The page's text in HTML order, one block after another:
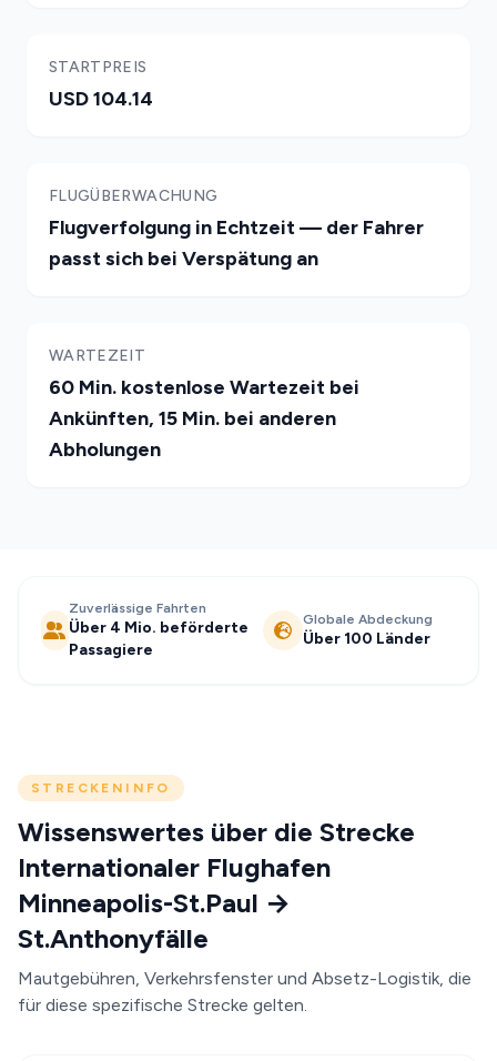
STARTPREIS
USD 104.14
FLUGÜBERWACHUNG
Flugverfolgung in Echtzeit — der Fahrer
passt sich bei Verspätung an
WARTEZEIT
60 Min. kostenlose Wartezeit bei
Ankünften, 15 Min. bei anderen
Abholungen
Zuverlässige Fahrten
Über 4 Mio. beförderte
Passagiere
Globale Abdeckung
Über 100 Länder
STRECKENINFO
Wissenswertes über die Strecke
Internationaler Flughafen
Minneapolis-St.Paul →
St.Anthonyfälle
Mautgebühren, Verkehrsfenster und Absetz-Logistik, die
für diese spezifische Strecke gelten.